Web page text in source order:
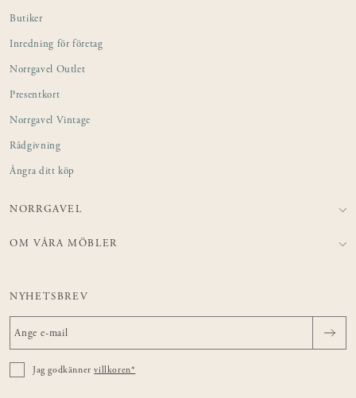
Butiker
Inredning för företag
Norrgavel Outlet
Presentkort
Norrgavel Vintage
Rådgivning
Ångra ditt köp
NORRGAVEL
OM VÅRA MÖBLER
NYHETSBREV
Jag godkännervillkoren*